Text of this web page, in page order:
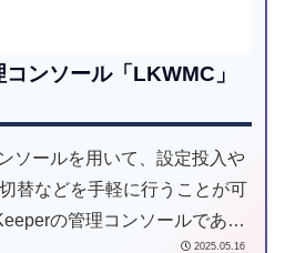
ンソール「LKWMC」
ソールを用いて、設定投入や
替などを手軽に行うことが可
の管理コンソールである
2025.05.16